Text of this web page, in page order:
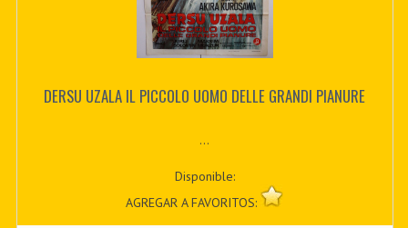
DERSU UZALA IL PICCOLO UOMO DELLE GRANDI PIANURE
...
Disponible:
AGREGAR A FAVORITOS: